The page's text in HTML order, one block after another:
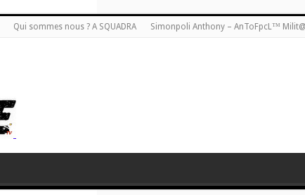
Qui sommes nous ? A SQUADRA Simonpoli Anthony – AnToFpcL™